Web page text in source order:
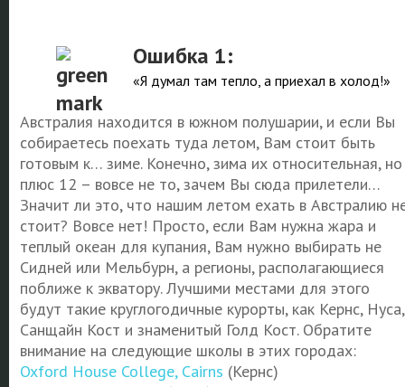
Ошибка 1:
«Я думал там тепло, а приехал в холод!»
Австралия находится в южном полушарии, и если Вы
собираетесь поехать туда летом, Вам стоит быть
готовым к… зиме. Конечно, зима их относительная,
плюс 12 – вовсе не то, зачем Вы сюда прилетели…
Значит ли это, что нашим летом ехать в Австралию
стоит? Вовсе нет! Просто, если Вам нужна жара и
теплый океан для купания, Вам нужно выбирать не
Сидней или Мельбурн, а регионы, располагающиеся
поближе к экватору. Лучшими местами для этого
будут такие круглогодичные курорты, как Кернс, Нуса,
Санщайн Кост и знаменитый Голд Кост. Обратите
внимание на следующие школы в этих городах:
Oxford House College, Cairns (Кернс)